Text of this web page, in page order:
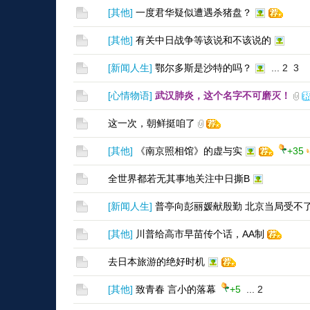
[其他] 一度君华疑似遭遇杀猪盘？
[其他] 有关中日战争等该说和不该说的
[新闻人生] 鄂尔多斯是沙特的吗？ 2 3
[心情物语] 武汉肺炎，这个名字不可磨灭！
这一次，朝鲜挺咱了
[其他] 《南京照相馆》的虚与实 +35
全世界都若无其事地关注中日撕B
[新闻人生] 普亭向彭丽媛献殷勤 北京当局受不
[其他] 川普给高市早苗传个话，AA制
去日本旅游的绝好时机
[其他] 致青春 言小的落幕 +5 2